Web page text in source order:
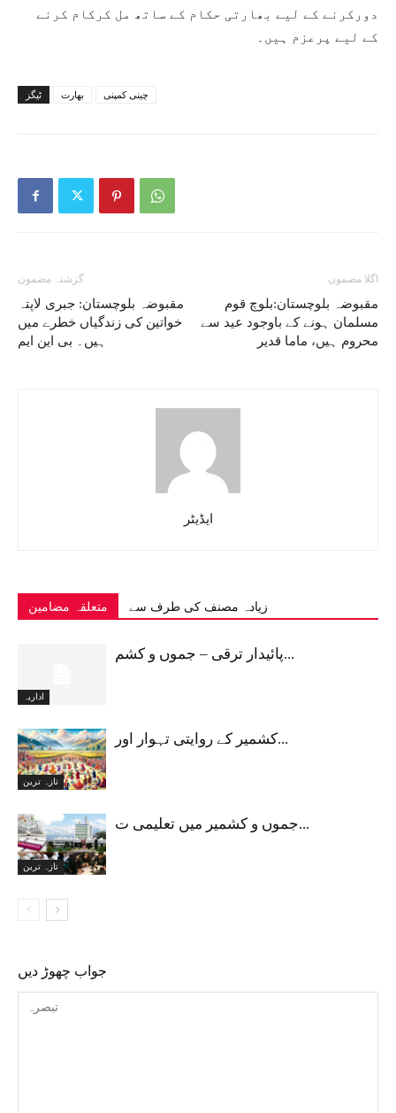
دورکرنے کے لیے بھارتی حکام کے ساتھ مل کرکام کرنے
کے لیے پرعزم ہیں۔
ٹیگز بھارت چینی کمپنی
گزشتہ مضمون
مقبوضہ بلوچستان: جبری لاپتہ
خواتین کی زندگیاں خطرے میں
ہیں۔ بی این ایم
اگلا مضمون
مقبوضہ بلوچستان:بلوچ قوم
مسلمان ہونے کے باوجود عید سے
محروم ہیں، ماما قدیر
ایڈیٹر
متعلقہ مضامین زیادہ مصنف کی طرف سے
اداریہ
پائیدار ترقی – جموں و کشم...
تازہ ترین
کشمیر کے روایتی تہوار اور...
تازہ ترین
جموں و کشمیر میں تعلیمی ت...
جواب چھوڑ دیں